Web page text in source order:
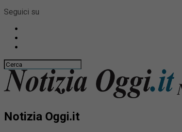
Seguici su
Notizia Oggi.it